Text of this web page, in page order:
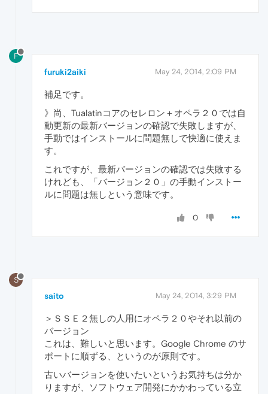
F
furuki2aiki May 24, 2014, 2:09 PM
補足です。
》尚、Tualatinコアのセレロン＋オペラ２０では自
動更新の最新バージョンの確認で失敗しますが、
手動ではインストールに問題無しで快適に使えま
す。
これですが、最新バージョンの確認では失敗する
けれども、「バージョン２０」の手動インストー
ルに問題は無しという意味です。
0
S
saito May 24, 2014, 3:29 PM
＞ＳＳＥ２無しの人用にオペラ２０やそれ以前の
バージョン
これは、難しいと思います。Google Chrome のサ
ポートに順ずる、というのが原則です。
古いバージョンを使いたいというお気持ちは分か
りますが、ソフトウェア開発にかかわっている立